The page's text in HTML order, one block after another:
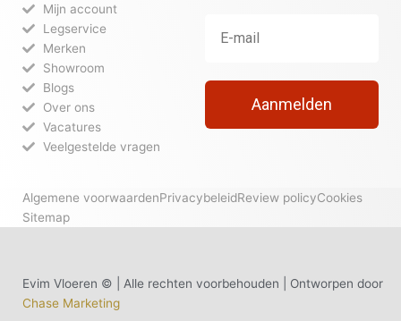
Mijn account
Legservice
Merken
Showroom
Blogs
Over ons
Vacatures
Veelgestelde vragen
Aanmelden
Algemene voorwaardenPrivacybeleidReview policyCookies
Sitemap
Evim Vloeren © | Alle rechten voorbehouden | Ontworpen door
Chase Marketing